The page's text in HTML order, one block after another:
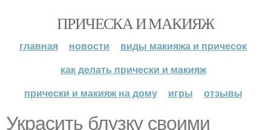
ПРИЧЕСКА И МАКИЯЖ
главная новости
виды макияжа и причесок
как делать прически и макияж
прически и макияж на дому
игры отзывы
Украсить блузку своими